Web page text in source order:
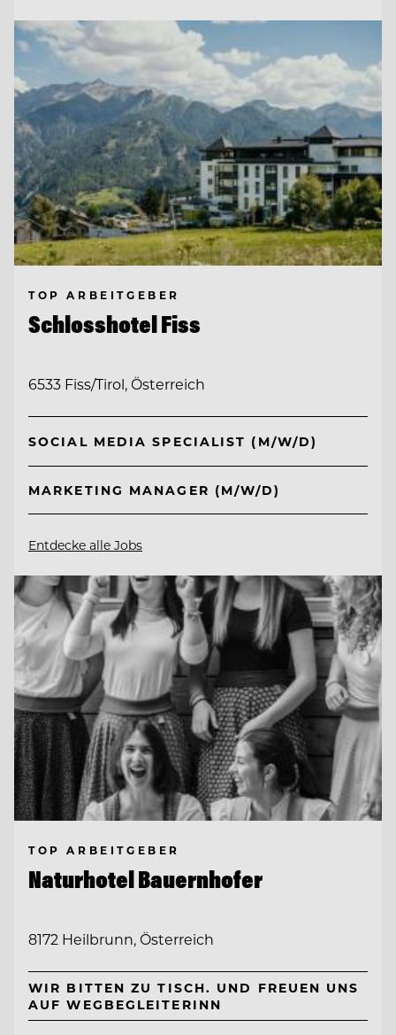
TOP ARBEITGEBER
Schlosshotel Fiss
6533 Fiss/Tirol, Österreich
SOCIAL MEDIA SPECIALIST (M/W/D)
MARKETING MANAGER (M/W/D)
Entdecke alle Jobs
TOP ARBEITGEBER
Naturhotel Bauernhofer
8172 Heilbrunn, Österreich
WIR BITTEN ZU TISCH. UND FREUEN UNS
AUF WEGBEGLEITERINN